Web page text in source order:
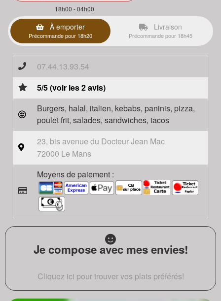
18h00 - 04h00
À emporter
Précommande pour 18h20
Livraison
Précommande pour 18h45
07.44.13.93.54
5/5 (voir les 2 avis)
Burgers, halal, italien, kebabs, paninis, pizza,
poulet frit, salades, sandwiches, tacos
23, bis avenue du Docteur Jean Mac
72000 Le Mans
Moyens de paiement :
Je compose avec mes envies!
Cliquez ici pour trouver vos plats préférés!